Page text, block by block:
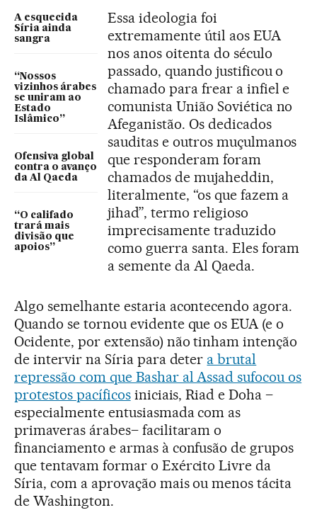
A esquecida
Síria ainda
sangra
“Nossos
vizinhos árabes
se uniram ao
Estado
Islâmico”
Ofensiva global
contra o avanço
da Al Qaeda
“O califado
trará mais
divisão que
apoios”
Essa ideologia foi
extremamente útil aos EUA
nos anos oitenta do século
passado, quando justificou o
chamado para frear a infiel e
comunista União Soviética no
Afeganistão. Os dedicados
sauditas e outros muçulmanos
que responderam foram
chamados de mujaheddin,
literalmente, “os que fazem a
jihad”, termo religioso
imprecisamente traduzido
como guerra santa. Eles foram
a semente da Al Qaeda.
Algo semelhante estaria acontecendo agora.
Quando se tornou evidente que os EUA (e o
Ocidente, por extensão) não tinham intenção
de intervir na Síria para deter a brutal
repressão com que Bashar al Assad sufocou os
protestos pacíficosiniciais, Riad e Doha –
especialmente entusiasmada com as
primaveras árabes– facilitaram o
financiamento e armas à confusão de grupos
que tentavam formar o Exército Livre da
Síria, com a aprovação mais ou menos tácita
de Washington.